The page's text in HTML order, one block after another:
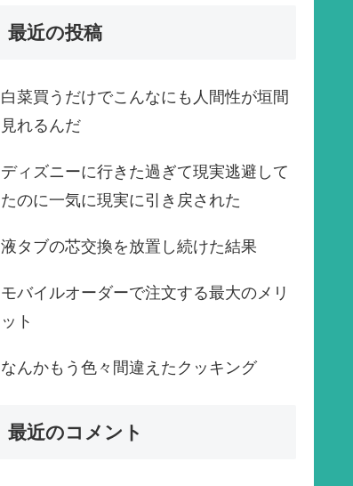
最近の投稿
白菜買うだけでこんなにも人間性が垣間
見れるんだ
ディズニーに行きた過ぎて現実逃避して
たのに一気に現実に引き戻された
液タブの芯交換を放置し続けた結果
モバイルオーダーで注文する最大のメリ
ット
なんかもう色々間違えたクッキング
最近のコメント